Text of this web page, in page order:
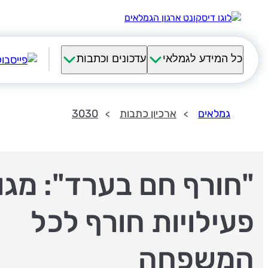
כל המידע לגמלאי עדכונים וכתבות
גמלאים ארכיון כתבות 3030
"חורף חם בערד":
פעילויות חורף לכל
המשפחה